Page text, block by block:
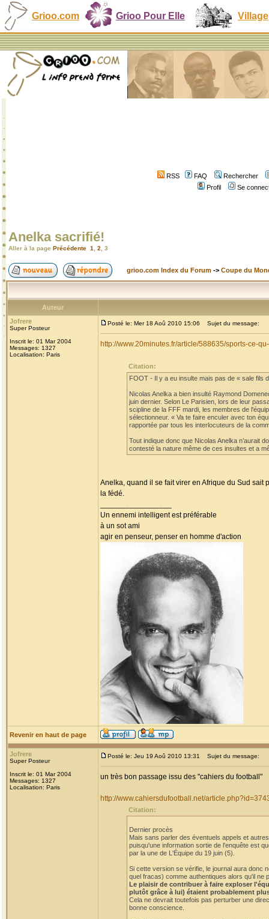
Grioo.com Grioo Pour Elle Village
RSS FAQ
Rechercher
Profil
Se
Anelka sacrifié!
Aller à la page Précédente 1 2 3
grioo.com Index du Forum -> Coupe du
Auteur
Jofrere
Super Posteur
Inscrit le: 01 Mar 2004
Messages: 1327
Localisation: Paris
Posté le: Mer 18 Aoû 2010 15:06 Sujet du message:
http://www.20minutes.fr/article/588635/sports-ce-
Citation:
FOOT - Il y a eu insulte mais pas de « sale fils
Nicolas Anelka a bien insulté Raymond
juin dernier. Selon Le Parisien, lors de leur
scipline de la FFF mardi, les membres de
sélectionneur. « Va te faire enculer avec ton
rapportée par tous les interlocuteurs de la
Tout indique donc que Nicolas Anelka n’aurait
contesté la nature même de ces insultes et a
Anelka, quand il se fait virer en Afrique du Sud
la fédé.
Un ennemi intelligent est préférable
à un sot ami
agir en penseur, penser en homme d'action
Revenir en haut de page
Jofrere
Super Posteur
Inscrit le: 01 Mar 2004
Messages: 1327
Localisation: Paris
Posté le: Jeu 19 Aoû 2010 13:31 Sujet du message:
un très bon passage issu des "cahiers du football"
http://www.cahiersdufootball.net/
Citation:
Dernier procès
Mais sans parler des éventuels appels et
puisqu'une information sortie de l'enquête est
par la une de L'Équipe du 19 juin (5).
Si cette version se vérifie, le journal aura donc
quel fracas) comme authentiques alors qu'il ne
Le plaisir de contribuer à faire exploser
plutôt grâce à lui) étaient probablement
Cela ne devrait toutefois pas perturber une
bonne conscience.